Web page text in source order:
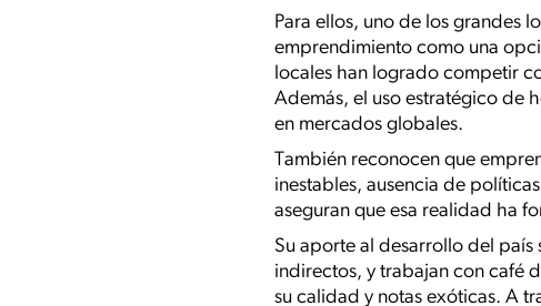
Para ellos, uno de los grandes
emprendimiento como una
locales han logrado competir
Además, el uso estratégico de
en mercados globales.
También reconocen que
inestables, ausencia de
aseguran que esa realidad ha
Su aporte al desarrollo del país
indirectos, y trabajan con café
su calidad y notas exóticas. A